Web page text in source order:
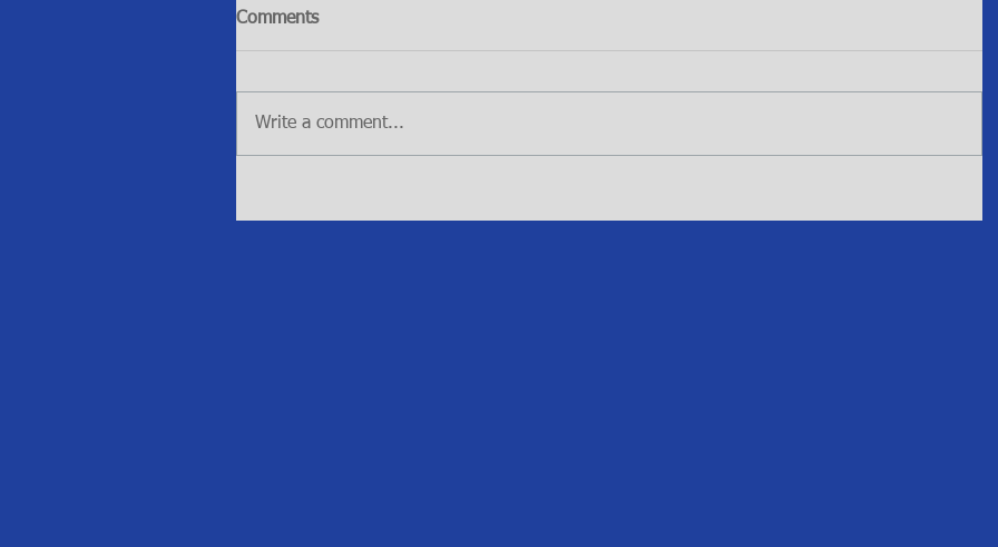
Comments
Write a comment...